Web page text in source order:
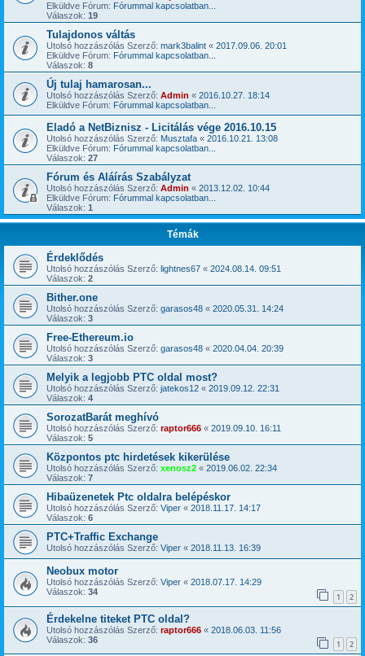
Elküldve Fórum: Fórummal kapcsolatban...
Válaszok: 19
Tulajdonos váltás
Utolsó hozzászólás Szerző: mark3balint « 2017.09.06. 20:01
Elküldve Fórum: Fórummal kapcsolatban...
Válaszok: 8
Új tulaj hamarosan...
Utolsó hozzászólás Szerző: Admin « 2016.10.27. 18:14
Elküldve Fórum: Fórummal kapcsolatban...
Eladó a NetBiznisz - Licitálás vége 2016.10.15
Utolsó hozzászólás Szerző: Musztafa « 2016.10.21. 13:08
Elküldve Fórum: Fórummal kapcsolatban...
Válaszok: 27
Fórum és Aláírás Szabályzat
Utolsó hozzászólás Szerző: Admin « 2013.12.02. 10:44
Elküldve Fórum: Fórummal kapcsolatban...
Válaszok: 1
Témák
Érdeklődés
Utolsó hozzászólás Szerző: lightnes67 « 2024.08.14. 09:51
Válaszok: 2
Bither.one
Utolsó hozzászólás Szerző: garasos48 « 2020.05.31. 14:24
Válaszok: 3
Free-Ethereum.io
Utolsó hozzászólás Szerző: garasos48 « 2020.04.04. 20:39
Válaszok: 3
Melyik a legjobb PTC oldal most?
Utolsó hozzászólás Szerző: jatekos12 « 2019.09.12. 22:31
Válaszok: 4
SorozatBarát meghívó
Utolsó hozzászólás Szerző: raptor666 « 2019.09.10. 16:11
Válaszok: 5
Központos ptc hirdetések kikerülése
Utolsó hozzászólás Szerző: xenosz2 « 2019.06.02. 22:34
Válaszok: 7
Hibaüzenetek Ptc oldalra belépéskor
Utolsó hozzászólás Szerző: Viper « 2018.11.17. 14:17
Válaszok: 6
PTC+Traffic Exchange
Utolsó hozzászólás Szerző: Viper « 2018.11.13. 16:39
Neobux motor
Utolsó hozzászólás Szerző: Viper « 2018.07.17. 14:29
Válaszok: 34 1 2
Érdekelne titeket PTC oldal?
Utolsó hozzászólás Szerző: raptor666 « 2018.06.03. 11:56
Válaszok: 36 1 2